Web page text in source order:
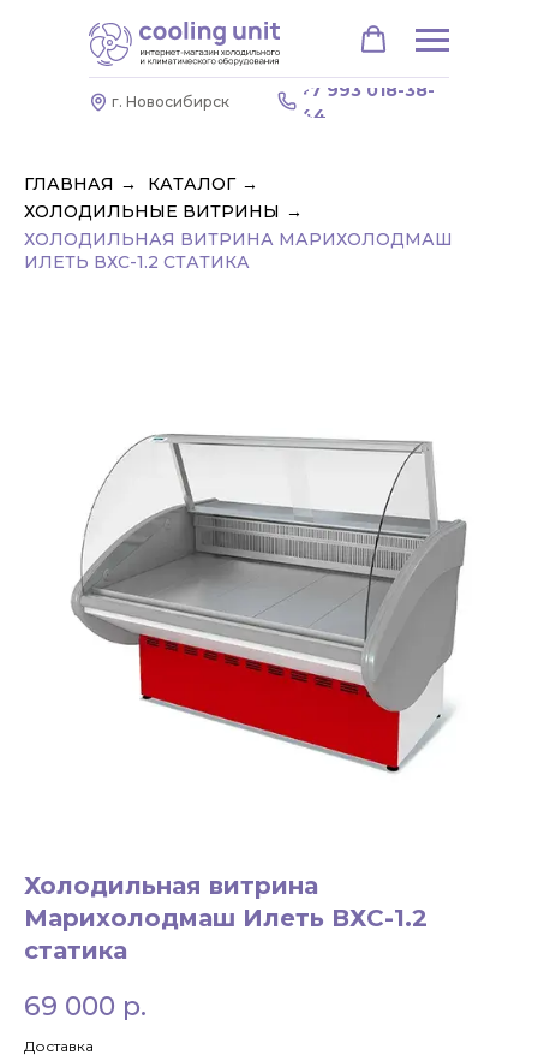
98
+7 993 018-38-
44
г. Новосибирск
ЗАКАЗАТЬ ЗВОНОК
ГЛАВНАЯ → КАТАЛОГ →
ХОЛОДИЛЬНЫЕ ВИТРИНЫ →
ХОЛОДИЛЬНАЯ ВИТРИНА МАРИХОЛОДМАШ
ИЛЕТЬ ВХС-1.2 СТАТИКА
Холодильная витрина
Марихолодмаш Илеть ВХС-1.2
статика
69 000 р.
Доставка